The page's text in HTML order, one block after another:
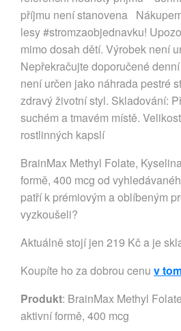
příjmu není stanovena
lesy #stromzaobjednavku!
mimo dosah dětí. Výrobek není
Nepřekračujte doporučené
není určen jako náhrada pestré
zdravý životní styl. Skladování:
suchém a tmavém místě.
rostlinných kapslí
BrainMax Methyl Folate,
formě, 400 mcg od
patří k prémiovým a oblíbeným
vyzkoušeli?
Aktuálně stojí jen 219 Kč a je
Koupíte ho za dobrou cenu v
Produkt: BrainMax Methyl
aktivní formě, 400 mcg